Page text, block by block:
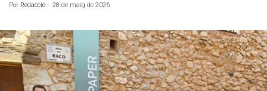
Por Redacció - 28 de maig de 2026